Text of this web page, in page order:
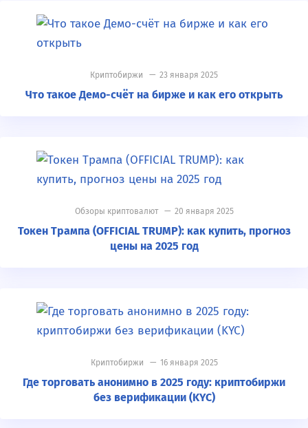
Криптобиржи — 23 января 2025
Что такое Демо-счёт на бирже и как его открыть
Обзоры криптовалют— 20 января 2025
Токен Трампа (OFFICIAL TRUMP): как купить, прогноз
цены на 2025 год
Криптобиржи — 16 января 2025
Где торговать анонимно в 2025 году: криптобиржи
без верификации (KYC)